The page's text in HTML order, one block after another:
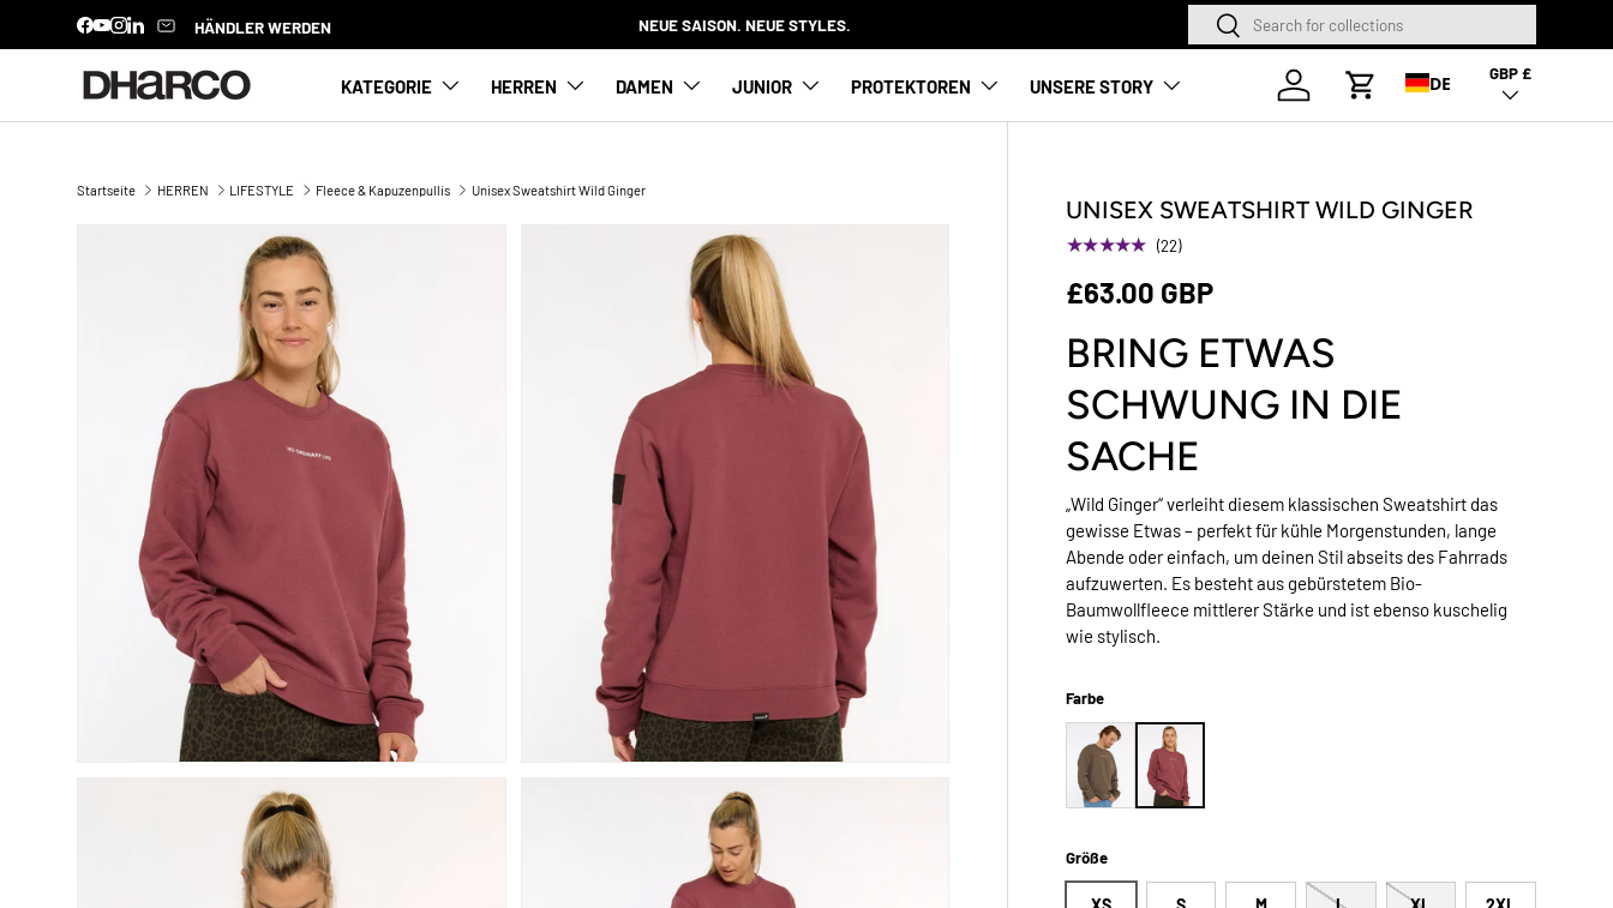
Facebook
YouTube
Instagram
LinkedIn HÄNDLER WERDEN NEUE SAISON. NEUE STYLES. SuchenSuchen
KATEGORIE HERREN DAMEN JUNIOR PROTEKTOREN UNSERE STORY
Anmelden
Warenkorb
Land/Region
GBP £
DE
Startseite HERREN LIFESTYLE Fleece & Kapuzenpullis Unisex Sweatshirt Wild Ginger
UNISEX SWEATSHIRT WILD GINGER
★★★★★ (22)
£63.00 GBP
BRING ETWAS
SCHWUNG IN DIE
SACHE
„Wild Ginger“ verleiht diesem klassischen Sweatshirt das
gewisse Etwas – perfekt für kühle Morgenstunden, lange
Abende oder einfach, um deinen Stil abseits des Fahrrads
aufzuwerten. Es besteht aus gebürstetem Bio-
Baumwollfleece mittlerer Stärke und ist ebenso kuschelig
wie stylisch.
Farbe
Größe